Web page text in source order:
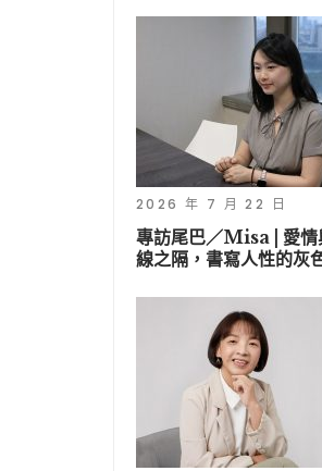
2026 年 7 月 22 日
專訪尾巴／Misa | 愛情
線之隔，書寫人性的灰